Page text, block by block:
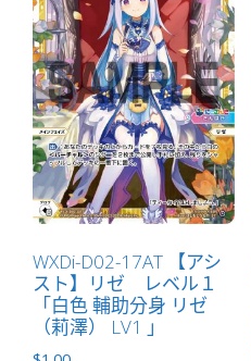
分
身
ア
ン
ジ
ュ
（安
潔）
LV2
」
數
量
WXDi-D02-17AT 【アシ
スト】リゼ レベル１
「白色 輔助分身 リゼ
（莉澤） LV1 」